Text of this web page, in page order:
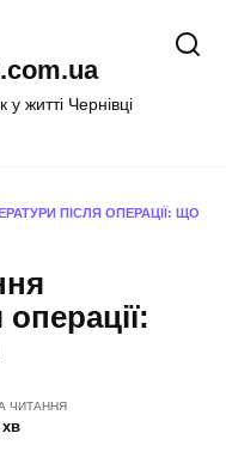
житті Чернівці
ПІСЛЯ ОПЕРАЦІЇ: ЩО
ЧИТАННЯ